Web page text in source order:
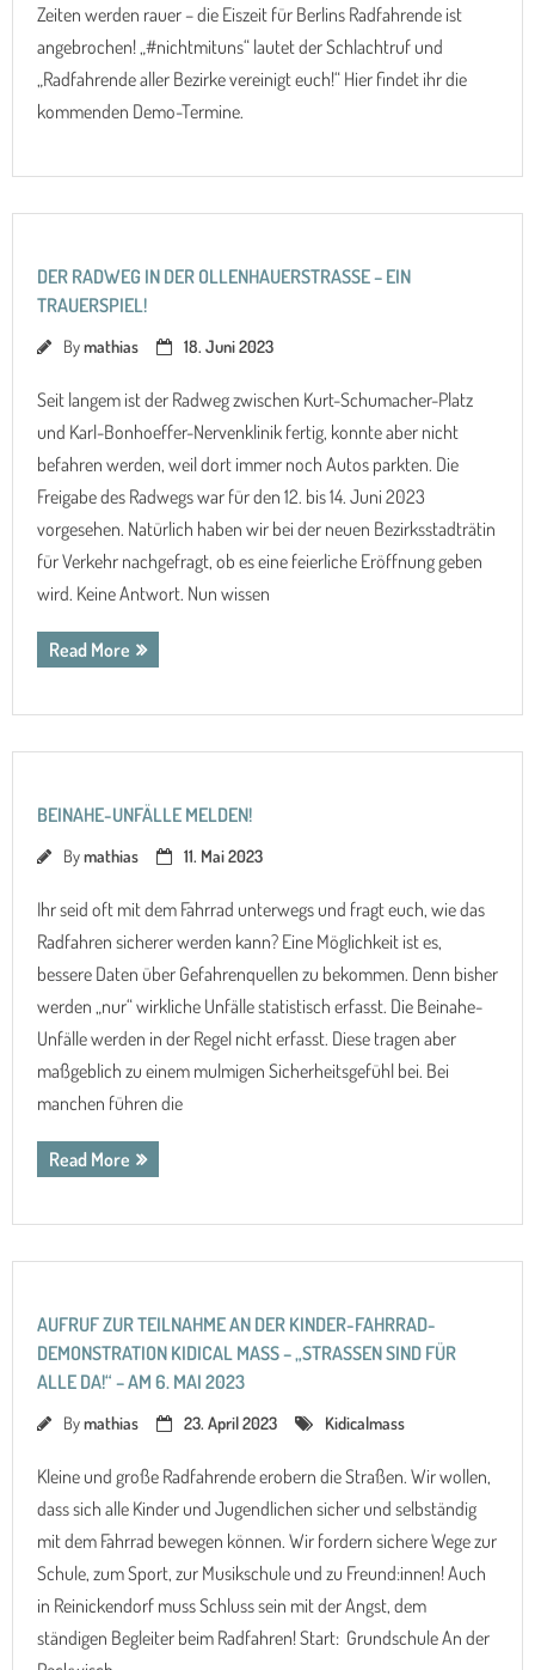
Zeiten werden rauer – die Eiszeit für Berlins Radfahrende ist
angebrochen! „#nichtmituns“ lautet der Schlachtruf und
„Radfahrende aller Bezirke vereinigt euch!“ Hier findet ihr die
kommenden Demo-Termine.
DER RADWEG IN DER OLLENHAUERSTRASSE – EIN T
RAUERSPIEL!
Bymathias 18. Juni 2023
Seit langem ist der Radweg zwischen Kurt-Schumacher-Platz
und Karl-Bonhoeffer-Nervenklinik fertig, konnte aber nicht
befahren werden, weil dort immer noch Autos parkten. Die
Freigabe des Radwegs war für den 12. bis 14. Juni 2023
vorgesehen. Natürlich haben wir bei der neuen Bezirksstadträtin
für Verkehr nachgefragt, ob es eine feierliche Eröffnung geben
wird. Keine Antwort. Nun wissen
Read More
BEINAHE-UNFÄLLE MELDEN!
Bymathias 11. Mai 2023
Ihr seid oft mit dem Fahrrad unterwegs und fragt euch, wie das
Radfahren sicherer werden kann? Eine Möglichkeit ist es,
bessere Daten über Gefahrenquellen zu bekommen. Denn bisher
werden „nur“ wirkliche Unfälle statistisch erfasst. Die Beinahe-
Unfälle werden in der Regel nicht erfasst. Diese tragen aber
maßgeblich zu einem mulmigen Sicherheitsgefühl bei. Bei
manchen führen die
Read More
AUFRUF ZUR TEILNAHME AN DER KINDER-FAHRRAD-
DEMONSTRATION KIDICAL MASS – „STRASSEN SIND FÜR A
LLE DA!“ – AM 6. MAI 2023
Bymathias 23. April 2023 Kidicalmass
Kleine und große Radfahrende erobern die Straßen. Wir wollen,
dass sich alle Kinder und Jugendlichen sicher und selbständig
mit dem Fahrrad bewegen können. Wir fordern sichere Wege zur
Schule, zum Sport, zur Musikschule und zu Freund:innen! Auch
in Reinickendorf muss Schluss sein mit der Angst, dem
ständigen Begleiter beim Radfahren! Start: Grundschule An der